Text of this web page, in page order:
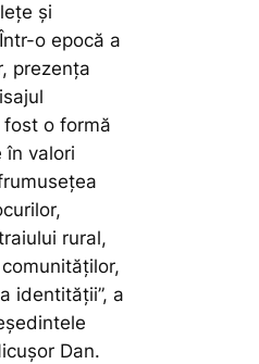
și
o epocă a
prezența
fost o formă
în valori
rural,
identității”, a
Dan.